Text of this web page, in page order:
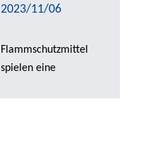
2023/11/06
Flammschutzmittel
spielen eine